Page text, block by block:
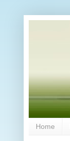
Home